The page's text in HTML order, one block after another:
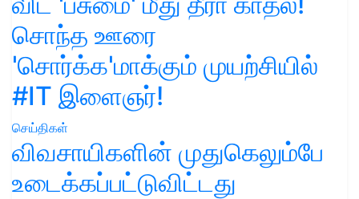
சொந்த ஊரை
'சொர்க்க'மாக்கும் முயற்சியில்
#IT இளைஞர்!
செய்திகள்
விவசாயிகளின் முதுகெலும்பே
உடைக்கப்பட்டுவிட்டது